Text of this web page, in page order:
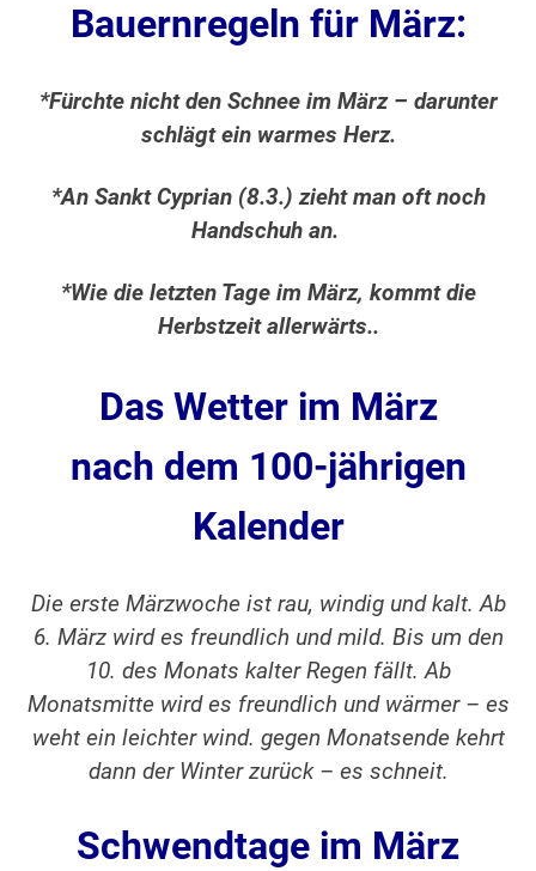
Bauernregeln für März:
*Fürchte nicht den Schnee im März – darunter
schlägt ein warmes Herz.
*An Sankt Cyprian (8.3.) zieht man oft noch
Handschuh an.
*Wie die letzten Tage im März, kommt die
Herbstzeit allerwärts..
Das Wetter im März
nach dem 100-jährigen
Kalender
Die erste Märzwoche ist rau, windig und kalt. Ab
6. März wird es freundlich und mild. Bis um den
10. des Monats kalter Regen fällt. Ab
Monatsmitte wird es freundlich und wärmer – es
weht ein leichter wind. gegen Monatsende kehrt
dann der Winter zurück – es schneit.
Schwendtage im März